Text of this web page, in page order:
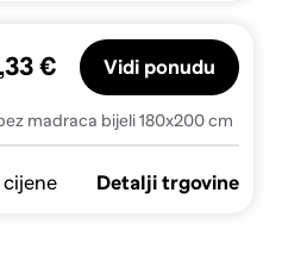
madraca bijeli 180x200 cm
€ Vidi ponudu
cijene Detalji trgovine